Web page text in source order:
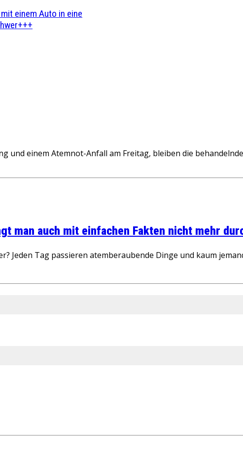
einem Auto in eine
und einem Atemnot-Anfall am Freitag, bleiben die
man auch mit einfachen Fakten nicht mehr
Jeden Tag passieren atemberaubende Dinge und kaum